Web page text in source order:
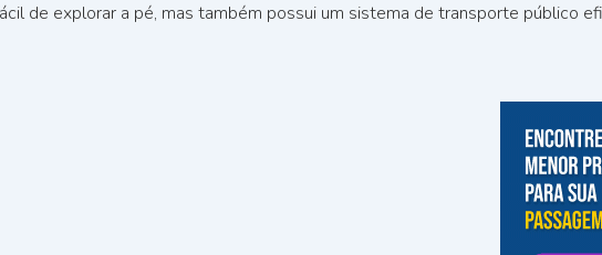
de explorar a pé, mas também possui um sistema de transporte público